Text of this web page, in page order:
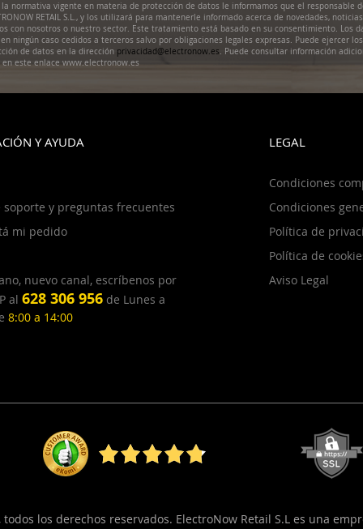
normativa vigente en materia de protección de datos le informamos que el responsable
RETAIL S.L., y los utilizará para mantenerle informado acerca de novedades,
con nosotros o nuestro sector. Este tratamiento está basado en su consentimiento. Los
ningún caso cedidos a terceros salvo por obligaciones legales expresas. Puede ejercer
de datos en la dirección privacidad@electronow.es. Puede consultar información
en este enlace www.electronow.es
Y AYUDA
soporte y preguntas frecuentes
mi pedido
nuevo canal, escríbenos por
al 628 306 956de Lunes a
8:00 a 14:00
LEGAL
Condiciones
Condiciones
Política de
Política de
Aviso Legal
los derechos reservados. ElectroNow Retail S.L es una